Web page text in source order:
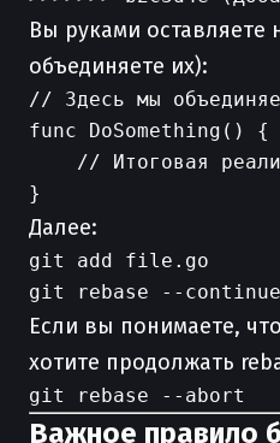
Вы руками
объединяете их):
// Здесь мы
func DoSomething() {
// Итоговая
Далее:
git add file.go
Если вы понимаете,
хотите продолжать
Важное правило